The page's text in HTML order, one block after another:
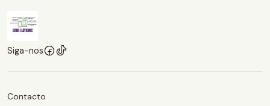
Siga-nos
Contacto